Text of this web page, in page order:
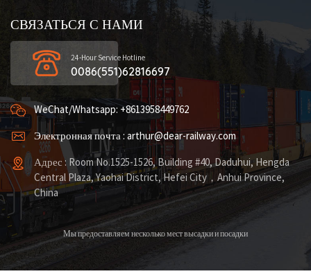
СВЯЗАТЬСЯ С НАМИ
24-Hour Service Hotline
0086(551)62816697
WeChat/Whatsapp: +8613958449762
Электронная почта : arthur@dear-railway.com
Адрес : Room No.1525-1526, Building #40, Daduhui, Hengda
Central Plaza, Yaohai District, Hefei City，Anhui Province,
China
Мы предоставляем несколько мест высадки и посадки